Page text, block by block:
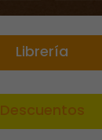
Librería
Descuentos